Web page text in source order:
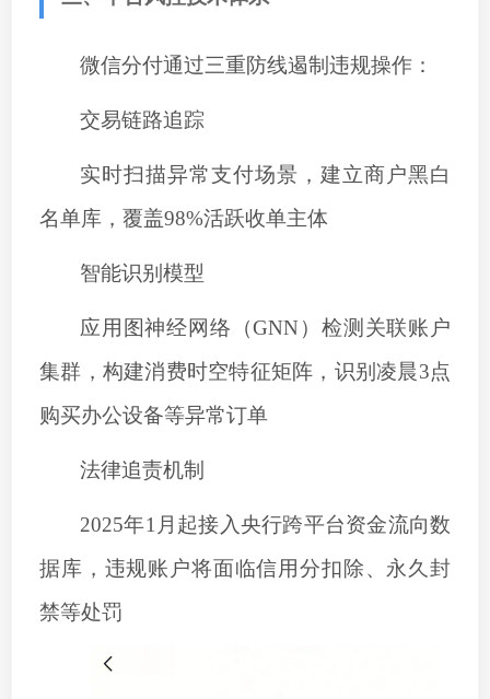
微信分付通过三重防线遏制违规操作：
‌交易链路追踪‌
实时扫描异常支付场景 ， 建立商户黑白
名单库，覆盖98%活跃收单主体
‌智能识别模型‌
应用图神经网络（GNN）检测关联账户
集群 ， 构建消费时空特征矩阵，识别凌晨3点
购买办公设备等异常订单
‌法律追责机制‌
2025年1月起接入央行跨平台资金流向数
据库 ， 违规账户将面临信用分扣除、永久封
禁等处罚